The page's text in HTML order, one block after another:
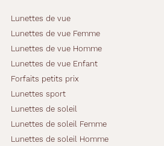
Lunettes de vue
Lunettes de vue Femme
Lunettes de vue Homme
Lunettes de vue Enfant
Forfaits petits prix
Lunettes sport
Lunettes de soleil
Lunettes de soleil Femme
Lunettes de soleil Homme